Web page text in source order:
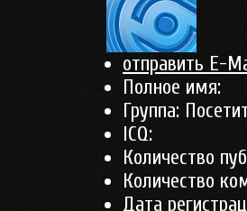
отправить E-
Полное имя:
Группа:
ICQ:
Количество
Количество
Дата